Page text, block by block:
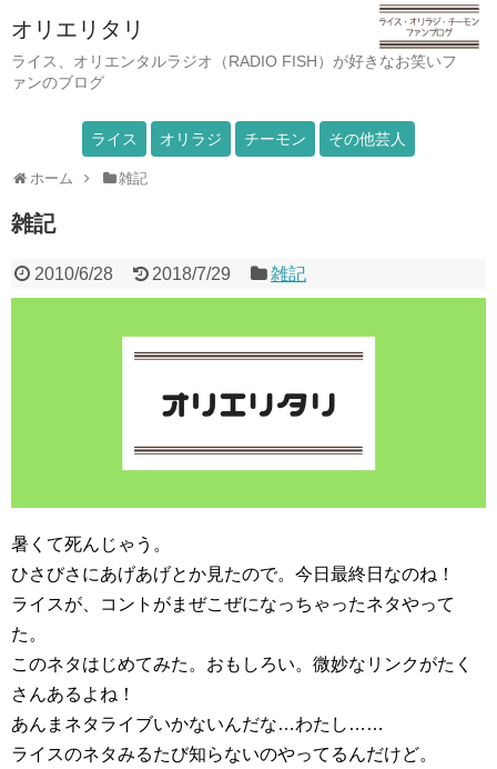
オリエリタリ
ライス、オリエンタルラジオ（RADIO FISH）が好きなお笑いフ
ァンのブログ
ライス オリラジ チーモン その他芸人
ホーム 雑記
雑記
2010/6/28 2018/7/29 雑記
暑くて死んじゃう。
ひさびさにあげあげとか見たので。今日最終日なのね！
ライスが、コントがまぜこぜになっちゃったネタやって
た。
このネタはじめてみた。おもしろい。微妙なリンクがたく
さんあるよね！
あんまネタライブいかないんだな…わたし……
ライスのネタみるたび知らないのやってるんだけど。